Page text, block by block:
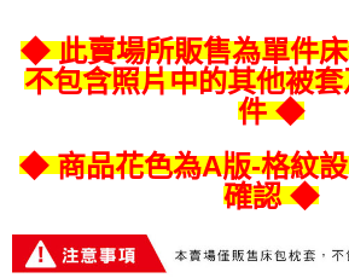
【「AFTEE先享後付」結帳流程】
１．於結帳方式選擇「AFTEE先享後付」後，將
結帳頁面，進行簡訊認證並確認金額後，即可完
２．訂單成立數日內，您將收到繳費通知簡訊。
３．收到繳費通知簡訊後14天內，點擊此簡訊中
※ 請注意：結帳手續完成當下不需立刻繳費，但
購買商品的店家。未經商家同意取消之訂單仍視
是否繳費成功／繳費後需取消欲退款等相關疑問
客戶支援中心」https://
每筆NT$80
宅配-離島
◆ 此賣場所販售為單件
不包含照片中的其他被
件 ◆
◆ 商品花色為A版-格紋
確認 ◆